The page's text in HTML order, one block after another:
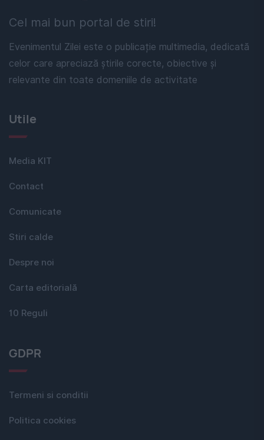
Cel mai bun portal de stiri!
Evenimentul Zilei este o publicație multimedia, dedicată
celor care apreciază știrile corecte, obiective și
relevante din toate domeniile de activitate
Utile
Media KIT
Contact
Comunicate
Stiri calde
Despre noi
Carta editorială
10 Reguli
GDPR
Termeni si conditii
Politica cookies